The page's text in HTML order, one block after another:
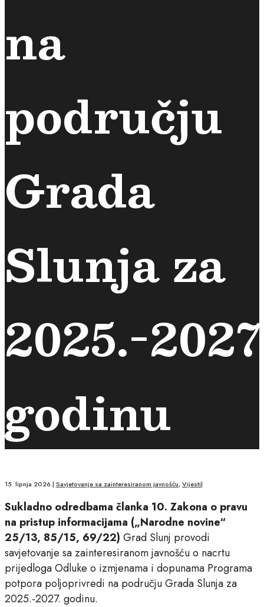
na
području
Grada
Slunja za
2025.-
godinu
15. lipnja 2026.| Savjetovanje sa zainteresiranom javnošću,Vijesti|
Sukladno odredbama članka 10. Zakona o pravu
na pristup informacijama („Narodne novine“
25/13, 85/15, 69/22) Grad Slunj provodi
savjetovanje sa zainteresiranom javnošću o nacrtu
prijedloga Odluke o izmjenama i dopunama Programa
potpora poljoprivredi na području Grada Slunja za
2025.-2027. godinu.